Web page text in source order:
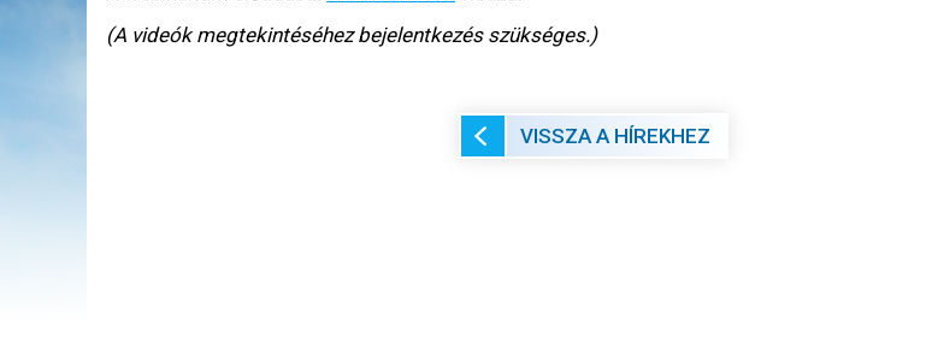
(A videók megtekintéséhez bejelentkezés szükséges.)
VISSZA A HÍREKHEZ